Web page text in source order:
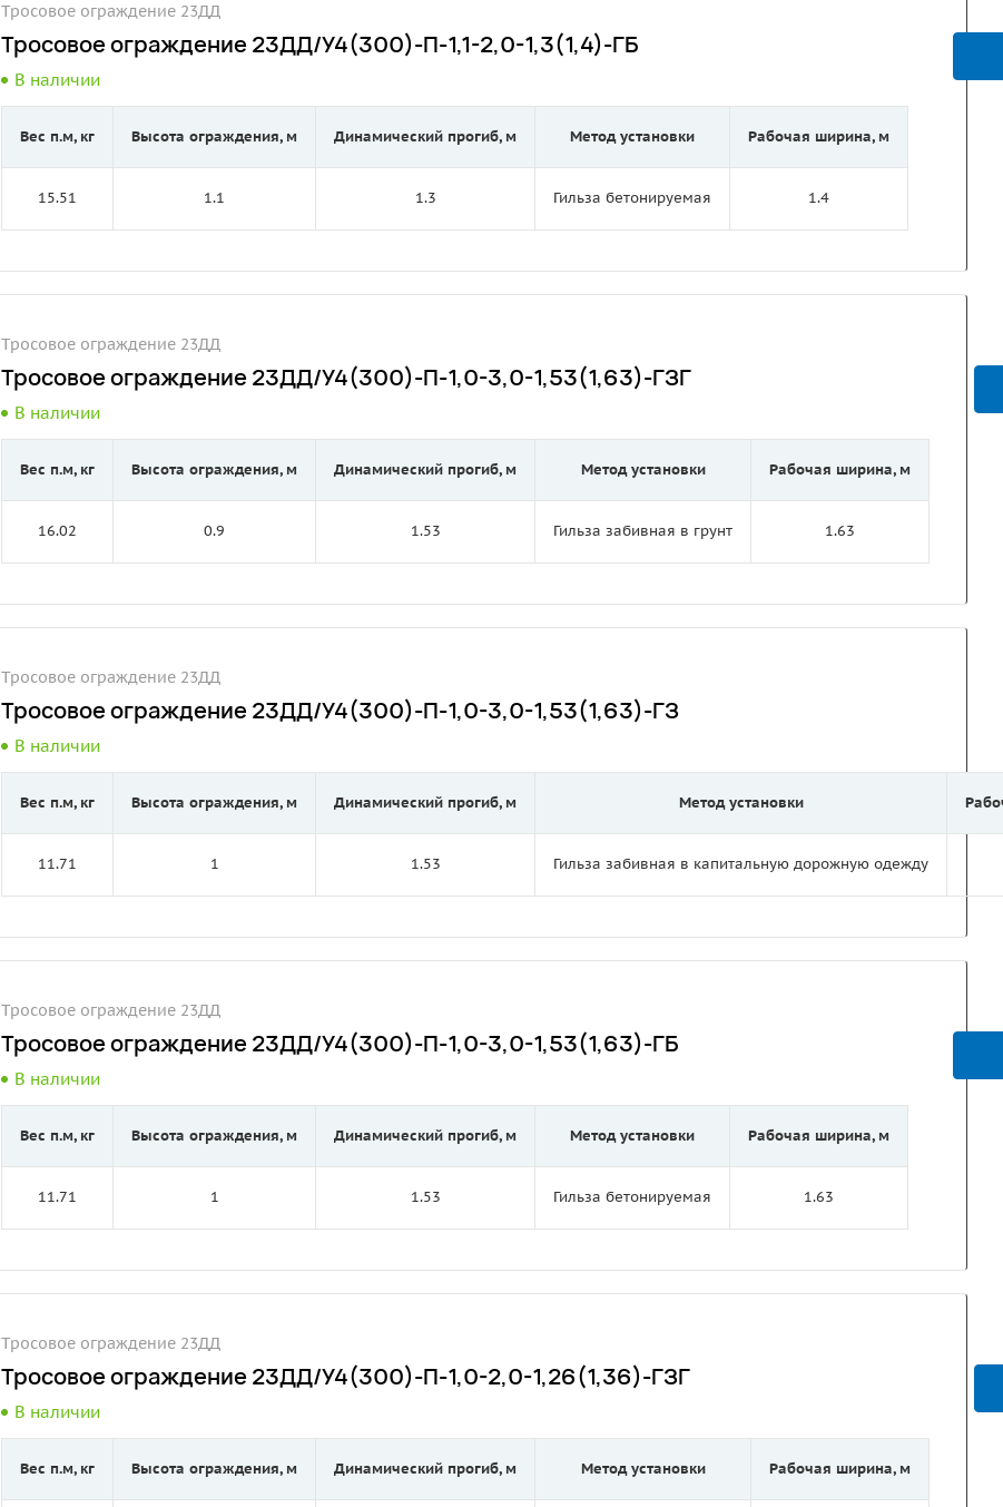
Тросовое ограждение 23ДД
Тросовое ограждение 23ДД/У4(300)-П-1,1-2,0-1,3(1,4)-ГБ
В наличии
Вес п.м, кг
15.51
Высота ограждения, м
1.1
Динамический прогиб, м
1.3
Метод установки
Гильза бетонируемая
Рабочая ширина, м
1.4
Тросовое ограждение 23ДД
Тросовое ограждение 23ДД/У4(300)-П-1,0-3,0-1,53(1,63)-ГЗГ
В наличии
Вес п.м, кг
16.02
Высота ограждения, м
0.9
Динамический прогиб, м
1.53
Метод установки
Гильза забивная в грунт
Рабочая ширина, м
1.63
Тросовое ограждение 23ДД
Тросовое ограждение 23ДД/У4(300)-П-1,0-3,0-1,53(1,63)-ГЗ
В наличии
Вес п.м, кг
11.71
Высота ограждения, м
1
Динамический прогиб, м
1.53
Метод установки
Гильза забивная в капитальную дорожную одежду
Тросовое ограждение 23ДД
Тросовое ограждение 23ДД/У4(300)-П-1,0-3,0-1,53(1,63)-ГБ
В наличии
Вес п.м, кг
11.71
Высота ограждения, м
1
Динамический прогиб, м
1.53
Метод установки
Гильза бетонируемая
Рабочая ширина, м
1.63
Тросовое ограждение 23ДД
Тросовое ограждение 23ДД/У4(300)-П-1,0-2,0-1,26(1,36)-ГЗГ
В наличии
Вес п.м, кг Высота ограждения, м Динамический прогиб, м Метод установки Рабочая ширина, м